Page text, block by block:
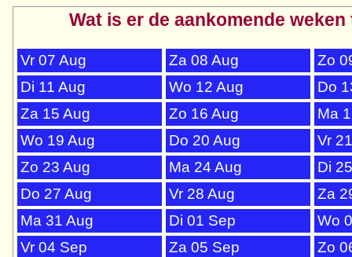
Wat is er de aankomende
Vr 07 Aug Za 08 Aug
Zo
Di 11 Aug
Wo 12 Aug
Do
Za 15 Aug
Zo 16 Aug
Ma
Wo 19 Aug
Do 20 Aug
Vr
Zo 23 Aug
Ma 24 Aug
Di
Do 27 Aug
Vr 28 Aug
Za
Ma 31 Aug
Di 01 Sep
Wo
Vr 04 Sep
Za 05 Sep
Zo